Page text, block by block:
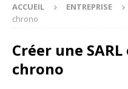
ACCUEIL ENTREPRISE
chrono
Créer une
chrono